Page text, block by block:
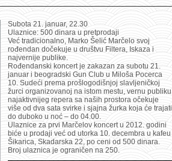
Subota 21. januar, 22.30
Ulaznice: 500 dinara u pretprodaji
Već tradicionalno, Marko Šelić Marčelo svoj
rođendan dočekuje u društvu Filtera, Iskaza i
najvernije publike.
Rođendanski koncert je zakazan za subotu 21.
januar i beogradski Gun Club u Miloša Pocerca
10. Sudeći prema prošlogodišnjoj slavljeničkoj
žurci organizovanoj na istom mestu, vernu publiku
najaktivnijeg repera sa naših prostora očekuje
više od dva sata svirke i sjajna žurka koja će trajati
do duboko u noć – do 04.00.
Ulaznice za prvi Marčelov koncert u 2012. godini
biće u prodaji već od utorka 10. decembra u kafeu
Šikarica, Skadarska 22, po ceni od 500 dinara.
Broj ulaznica je ograničen na 250.